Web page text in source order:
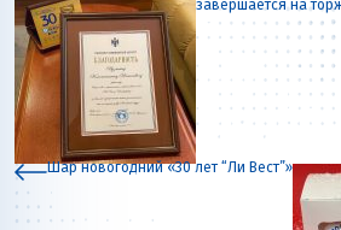
Шар новогодний «30 лет “Ли Вест”»
завершается на